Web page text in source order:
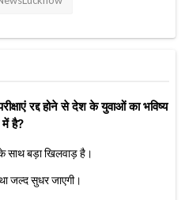
रद्द होने से देश के युवाओं का भविष्य
में है?
साथ बड़ा खिलवाड़ है।
जल्द सुधर जाएगी।